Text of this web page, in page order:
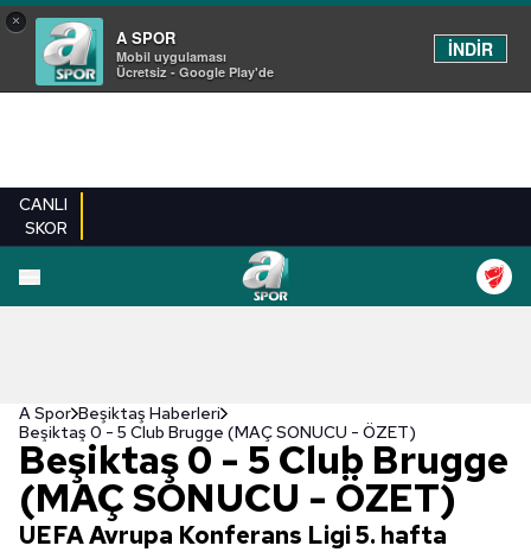
×
A SPOR
Mobil uygulaması
Ücretsiz - Google Play'de
İNDİR
CANLI
SKOR
A Spor Beşiktaş Haberleri
Beşiktaş 0 - 5 Club Brugge (MAÇ SONUCU - ÖZET)
Beşiktaş 0 - 5 Club Brugge
(MAÇ SONUCU - ÖZET)
UEFA Avrupa Konferans Ligi 5. hafta